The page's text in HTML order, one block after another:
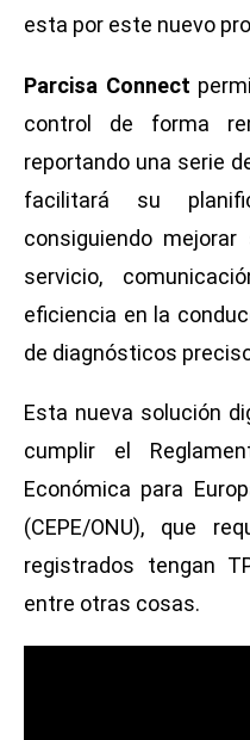
esta por este nuevo
Parcisa Connect
control de forma
reportando una serie
facilitará su
consiguiendo
servicio,
eficiencia en la
de diagnósticos
Esta nueva solución
cumplir el
Económica para
(CEPE/ONU), que
registrados tengan
entre otras cosas.